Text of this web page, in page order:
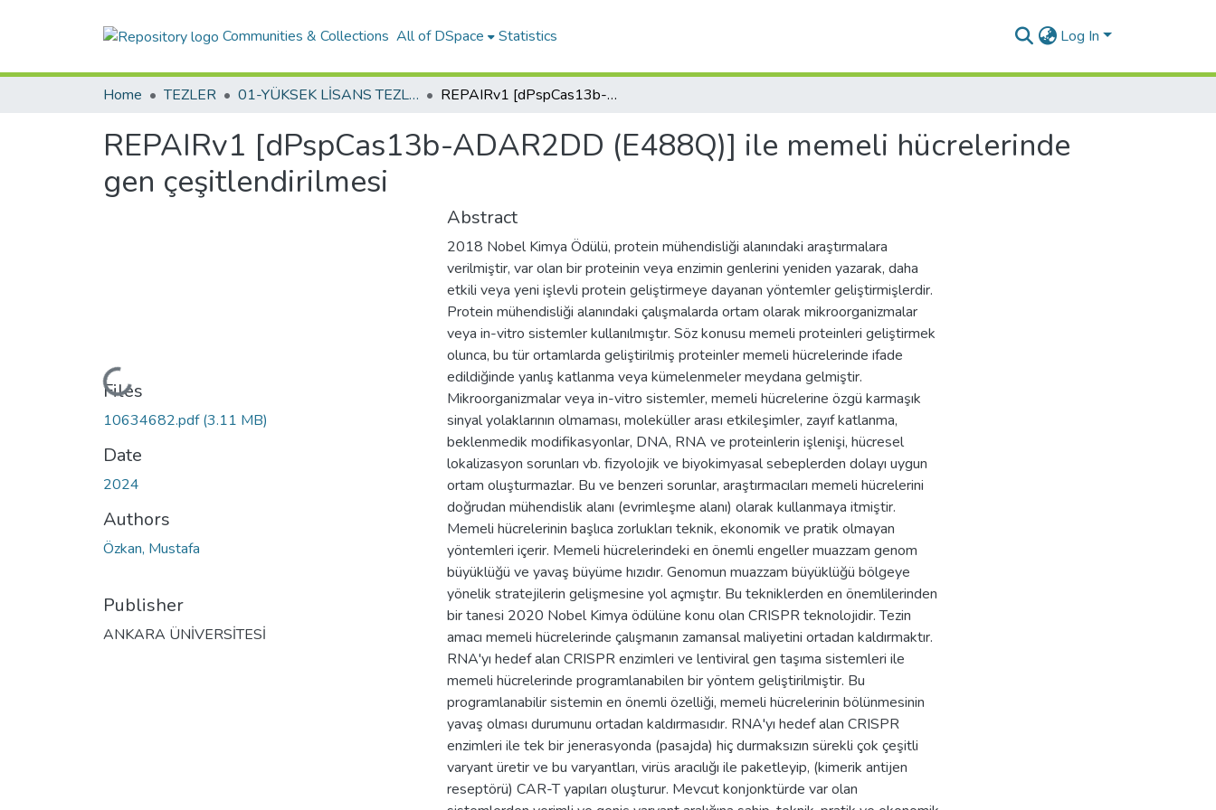
Communities & Collections All of DSpace Statistics Log In
Home TEZLER 01-YÜKSEK LİSANS TEZLERİ REPAIRv1 [dPspCas13b-ADAR2DD (E488Q)] ile memeli hücrelerinde gen çeşitlendirilmesi
REPAIRv1 [dPspCas13b-ADAR2DD (E488Q)] ile memeli hücrelerinde
gen çeşitlendirilmesi
Loading...
Files
10634682.pdf(3.11 MB)
Date
2024
Authors
Özkan, Mustafa
Publisher
ANKARA ÜNİVERSİTESİ
Abstract
2018 Nobel Kimya Ödülü, protein mühendisliği alanındaki araştırmalara
verilmiştir, var olan bir proteinin veya enzimin genlerini yeniden yazarak, daha
etkili veya yeni işlevli protein geliştirmeye dayanan yöntemler geliştirmişlerdir.
Protein mühendisliği alanındaki çalışmalarda ortam olarak mikroorganizmalar
veya in-vitro sistemler kullanılmıştır. Söz konusu memeli proteinleri geliştirmek
olunca, bu tür ortamlarda geliştirilmiş proteinler memeli hücrelerinde ifade
edildiğinde yanlış katlanma veya kümelenmeler meydana gelmiştir.
Mikroorganizmalar veya in-vitro sistemler, memeli hücrelerine özgü karmaşık
sinyal yolaklarının olmaması, moleküller arası etkileşimler, zayıf katlanma,
beklenmedik modifikasyonlar, DNA, RNA ve proteinlerin işlenişi, hücresel
lokalizasyon sorunları vb. fizyolojik ve biyokimyasal sebeplerden dolayı uygun
ortam oluşturmazlar. Bu ve benzeri sorunlar, araştırmacıları memeli hücrelerini
doğrudan mühendislik alanı (evrimleşme alanı) olarak kullanmaya itmiştir.
Memeli hücrelerinin başlıca zorlukları teknik, ekonomik ve pratik olmayan
yöntemleri içerir. Memeli hücrelerindeki en önemli engeller muazzam genom
büyüklüğü ve yavaş büyüme hızıdır. Genomun muazzam büyüklüğü bölgeye
yönelik stratejilerin gelişmesine yol açmıştır. Bu tekniklerden en önemlilerinden
bir tanesi 2020 Nobel Kimya ödülüne konu olan CRISPR teknolojidir. Tezin
amacı memeli hücrelerinde çalışmanın zamansal maliyetini ortadan kaldırmaktır.
RNA'yı hedef alan CRISPR enzimleri ve lentiviral gen taşıma sistemleri ile
memeli hücrelerinde programlanabilen bir yöntem geliştirilmiştir. Bu
programlanabilir sistemin en önemli özelliği, memeli hücrelerinin bölünmesinin
yavaş olması durumunu ortadan kaldırmasıdır. RNA'yı hedef alan CRISPR
enzimleri ile tek bir jenerasyonda (pasajda) hiç durmaksızın sürekli çok çeşitli
varyant üretir ve bu varyantları, virüs aracılığı ile paketleyip, (kimerik antijen
reseptörü) CAR-T yapıları oluşturur. Mevcut konjonktürde var olan